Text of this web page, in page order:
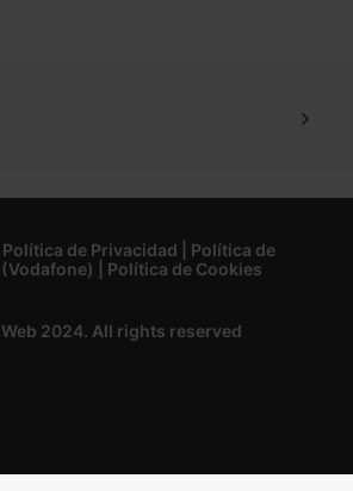
Política de Privacidad
Política de
Política de Cookies
2024. All rights reserved